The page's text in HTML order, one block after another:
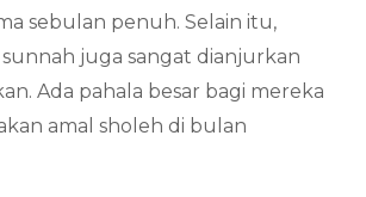
sebulan penuh. Selain itu,
juga sangat dianjurkan
Ada pahala besar bagi mereka
amal sholeh di bulan